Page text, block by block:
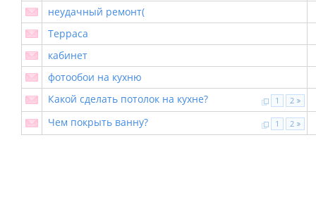
неудачный ремонт(
Терраса
кабинет
фотообои на кухню
Какой сделать потолок на кухне?
1 2
Чем покрыть ванну? 1 2